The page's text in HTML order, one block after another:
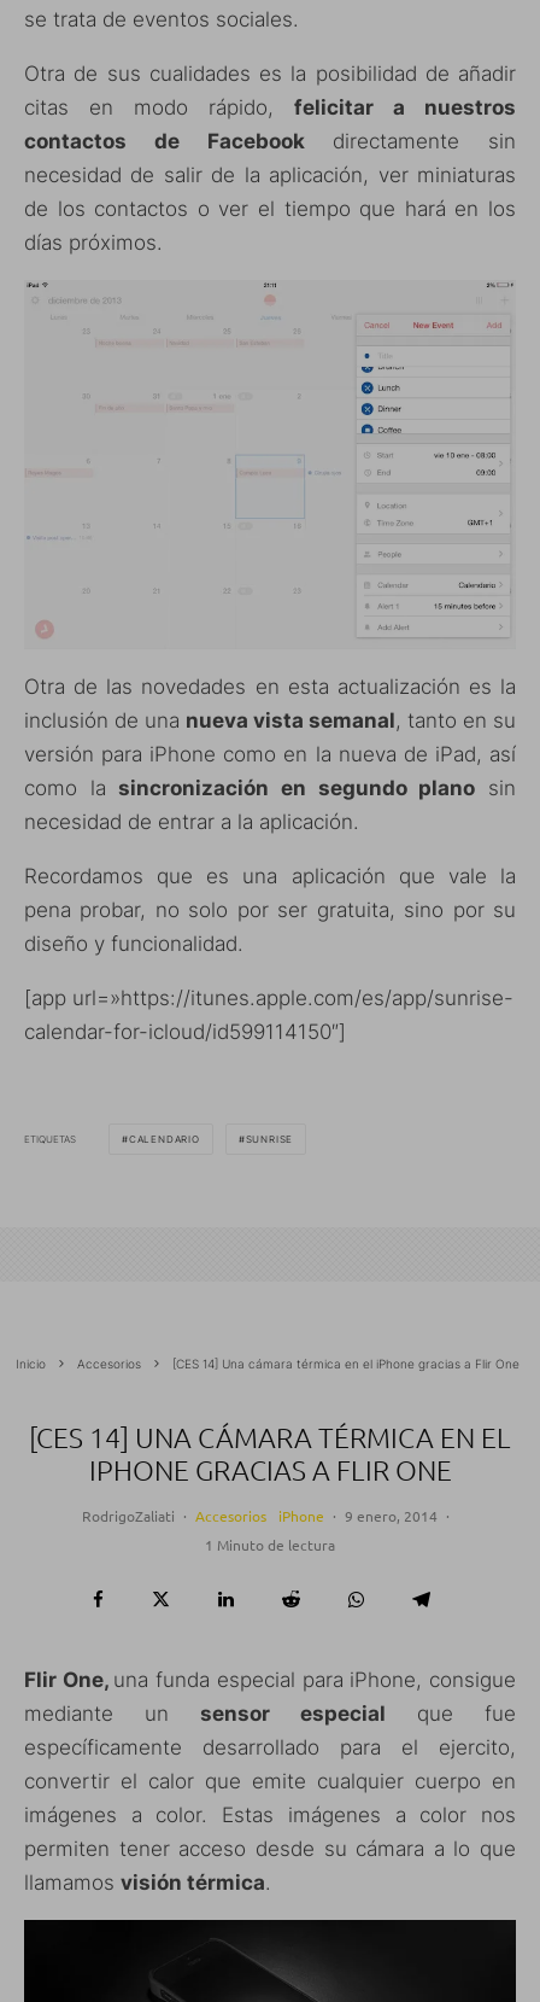
se trata de eventos sociales.
Otra de sus cualidades es la posibilidad de añadir
citas en modo rápido, felicitar a nuestros
contactos de Facebookdirectamente sin
necesidad de salir de la aplicación, ver miniaturas
de los contactos o ver el tiempo que hará en los
días próximos.
Otra de las novedades en esta actualización es la
inclusión de una nueva vista semanal, tanto en su
versión para iPhone como en la nueva de iPad, así
como la sincronización en segundo plano sin
necesidad de entrar a la aplicación.
Recordamos que es una aplicación que vale la
pena probar, no solo por ser gratuita, sino por su
diseño y funcionalidad.
[app url=»https://itunes.apple.com/es/app/sunrise-
calendar-for-icloud/id599114150″]
ETIQUETAS CALENDARIO SUNRISE
Inicio Accesorios [CES 14] Una cámara térmica en el iPhone gracias a Flir One
[CES 14] UNA CÁMARA TÉRMICA EN EL
IPHONE GRACIAS A FLIR ONE
RodrigoZaliati · Accesorios iPhone · 9 enero, 2014 ·
1 Minuto de lectura
Flir One, una funda especial para iPhone, consigue
mediante un sensor especial que fue
específicamente desarrollado para el ejercito,
convertir el calor que emite cualquier cuerpo en
imágenes a color. Estas imágenes a color nos
permiten tener acceso desde su cámara a lo que
llamamos visión térmica.